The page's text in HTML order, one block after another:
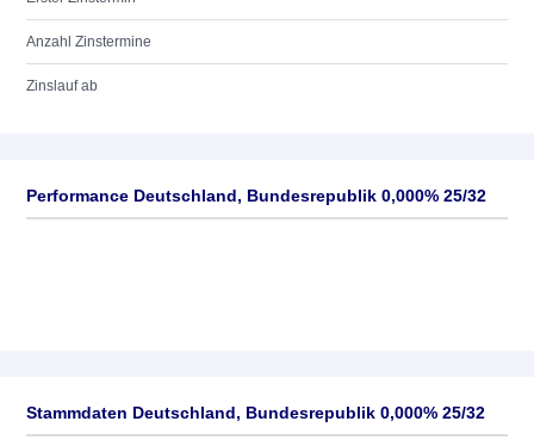
Anzahl Zinstermine
Zinslauf ab
Performance Deutschland, Bundesrepublik 0,000% 25/32
Stammdaten Deutschland, Bundesrepublik 0,000% 25/32